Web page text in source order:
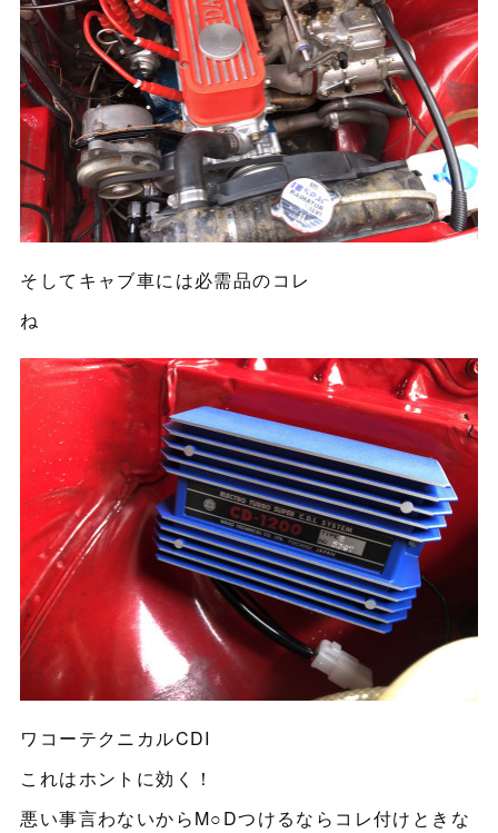
そしてキャブ車には必需品のコレ
ね
ワコーテクニカルCDI
これはホントに効く！
悪い事言わないからM○Dつけるならコレ付けときな